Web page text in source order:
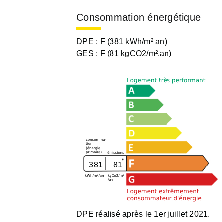
Consommation énergétique
DPE : F (381 kWh/m² an)
GES : F (81 kgCO2/m².an)
381 81
DPE réalisé après le 1er juillet 2021.